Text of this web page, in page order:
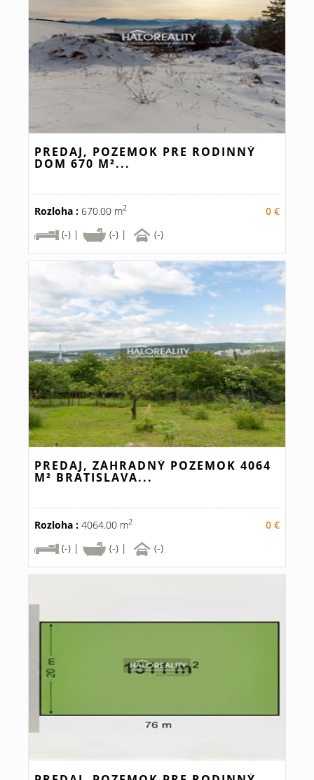
PREDAJ, POZEMOK PRE RODINNÝ
DOM 670 M²...
Rozloha : 670.00 m2
0 €
(-) |
(-) | (-)
PREDAJ, ZÁHRADNÝ POZEMOK 4064
M² BRATISLAVA...
Rozloha : 4064.00 m2
0 €
(-) |
(-) | (-)